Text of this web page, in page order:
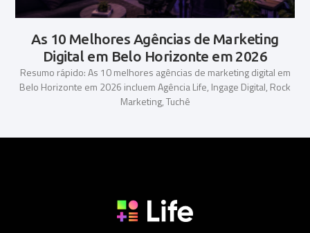
As 10 Melhores Agências de Marketing
Digital em Belo Horizonte em 2026
Resumo rápido: As 10 melhores agências de marketing digital em
Belo Horizonte em 2026 incluem Agência Life, Ingage Digital, Rock
Marketing, Tuchê